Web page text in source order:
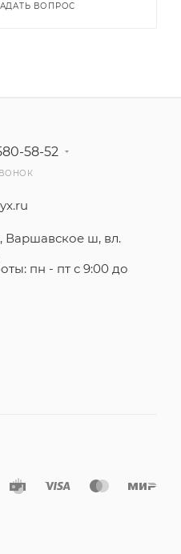
ВОПРОС
58-52
Варшавское ш, вл.
пн - пт с 9:00 до